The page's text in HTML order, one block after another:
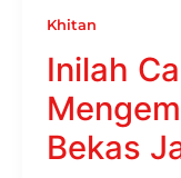
Khitan
Inilah
Bekas